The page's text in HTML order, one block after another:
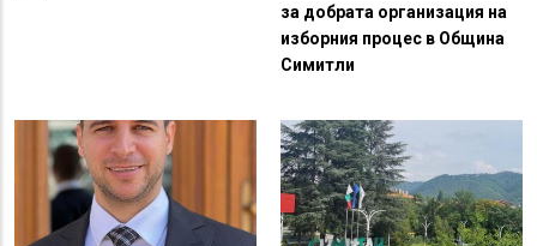
за добрата организация на
изборния процес в Община
Симитли